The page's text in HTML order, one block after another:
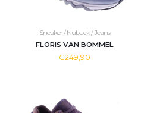
Sneaker / Nubuck / Jeans
FLORIS VAN BOMMEL
€249,90